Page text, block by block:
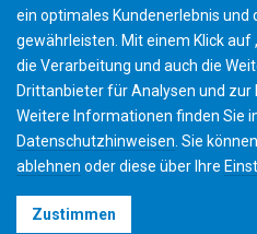
Nutzungsbedingungen
ein optimales Kundenerlebnis und
gewährleisten. Mit einem Klick auf
die Verarbeitung und auch die
Drittanbieter für Analysen und zur
Weitere Informationen finden Sie
Datenschutzhinweisen . Sie
ablehnen oder diese über Ihre
Zustimmen